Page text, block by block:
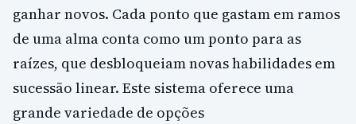
ganhar novos. Cada ponto que gastam em ramos
de uma alma conta como um ponto para as
raízes, que desbloqueiam novas habilidades em
sucessão linear. Este sistema oferece uma
grande variedade de opções